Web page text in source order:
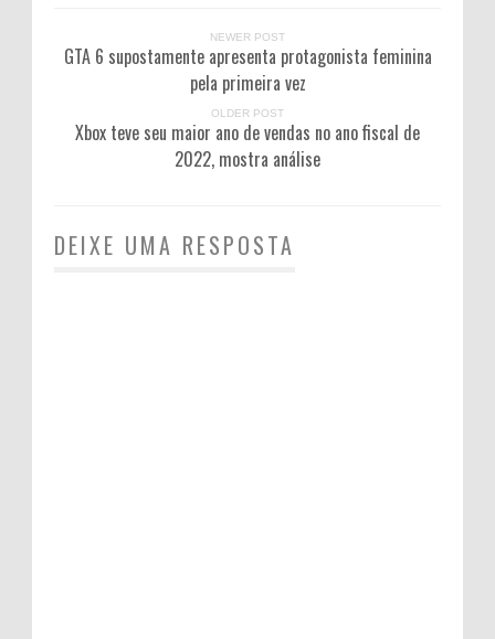
NEWER POST
GTA 6 supostamente apresenta protagonista feminina
pela primeira vez
OLDER POST
Xbox teve seu maior ano de vendas no ano fiscal de
2022, mostra análise
DEIXE UMA RESPOSTA